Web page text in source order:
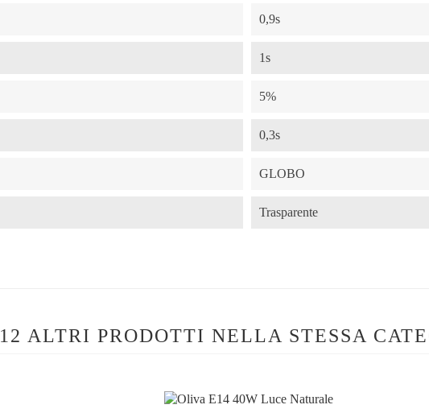
0,9s
1s
5%
0,3s
GLOBO
Trasparente
12 ALTRI PRODOTTI NELLA STESSA